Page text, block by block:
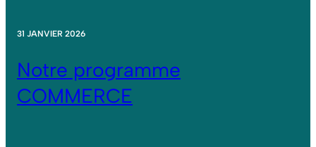
31 JANVIER 2026
Notre programme
COMMERCE